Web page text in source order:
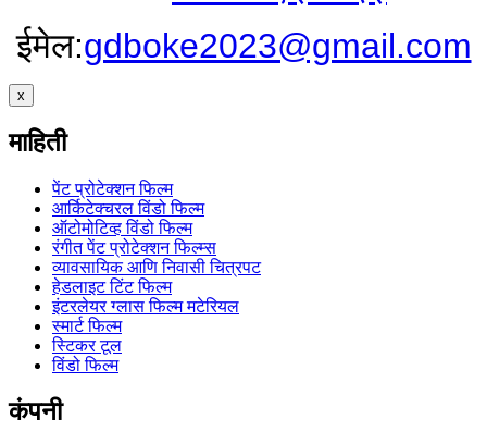
ईमेल:gdboke2023@gmail.com
x
माहिती
पेंट प्रोटेक्शन फिल्म
आर्किटेक्चरल विंडो फिल्म
ऑटोमोटिव्ह विंडो फिल्म
रंगीत पेंट प्रोटेक्शन फिल्म्स
व्यावसायिक आणि निवासी चित्रपट
हेडलाइट टिंट फिल्म
इंटरलेयर ग्लास फिल्म मटेरियल
स्मार्ट फिल्म
स्टिकर टूल
विंडो फिल्म
कंपनी